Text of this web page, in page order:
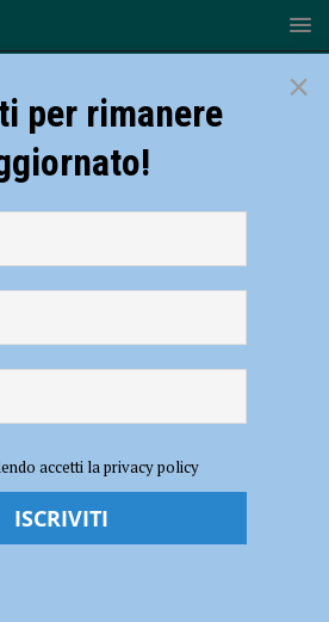
e promozione del territorio
conti sempre in
×
per rimanere
accetti la privacy policy